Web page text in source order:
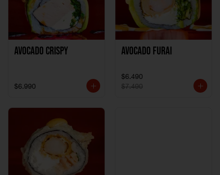
Avocado Crispy
$6.990
Avocado Furai
$6.490
$7.490